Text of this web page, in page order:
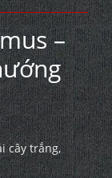
–
cây trắng,